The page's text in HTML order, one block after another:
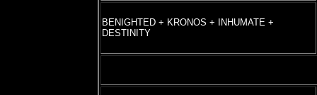
BENIGHTED + KRONOS + INHUMATE +
DESTINITY